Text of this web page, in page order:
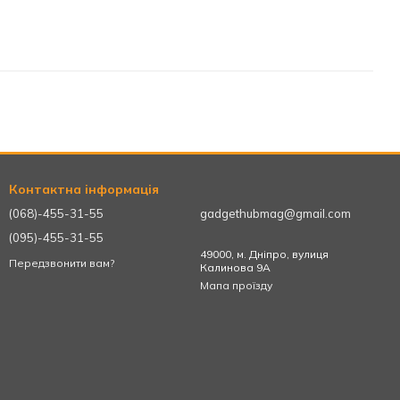
Контактна інформація
(068)-455-31-55
(095)-455-31-55
Передзвонити вам?
gadgethubmag@gmail.com
49000, м. Дніпро, вулиця
Калинова 9А
Мапа проїзду